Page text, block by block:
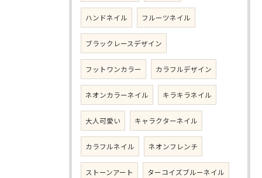
ハンドネイル フルーツネイル
ブラックレースデザイン
フットワンカラー カラフルデザイン
ネオンカラーネイル キラキラネイル
大人可愛い キャラクターネイル
カラフルネイル ネオンフレンチ
ストーンアート ターコイズブルーネイル